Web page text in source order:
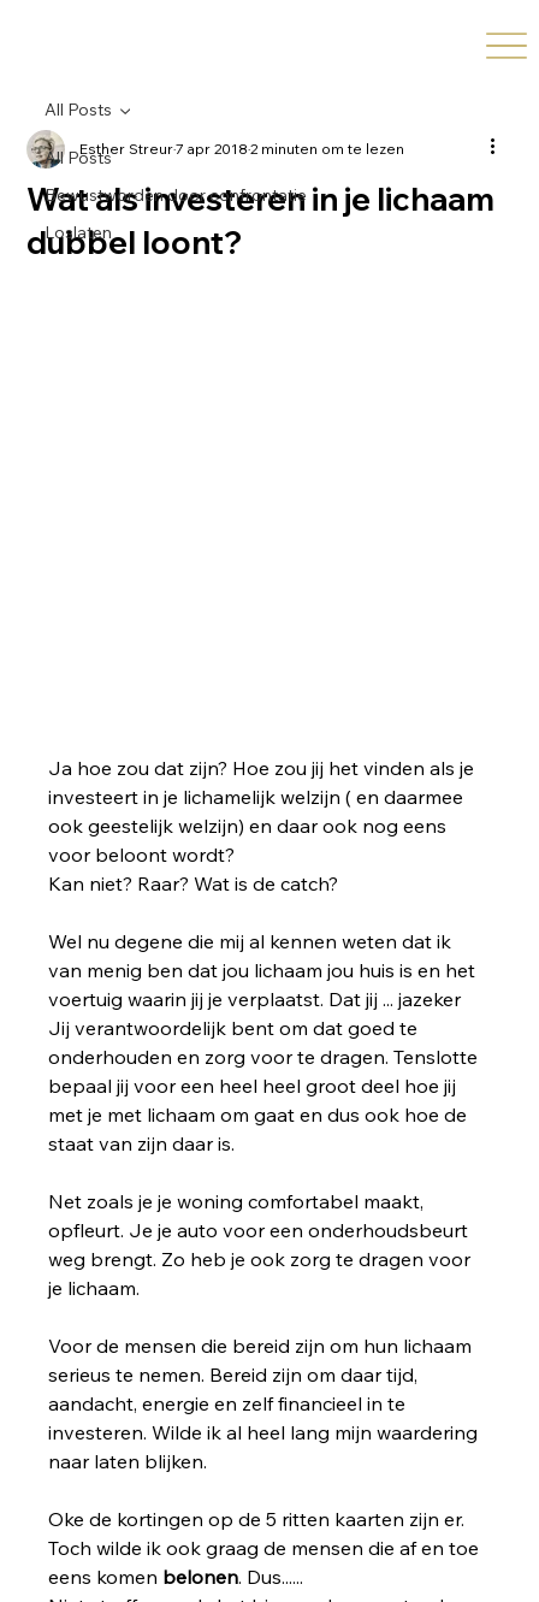
All Posts
Bewustworden door confrontatie
Loslaten
All Posts
Wat als investeren in je lichaam
dubbel loont?
Esther Streur7 apr 20182 minuten om te lezen
Ja hoe zou dat zijn? Hoe zou jij het vinden als je
investeert in je lichamelijk welzijn ( en daarmee
ook geestelijk welzijn) en daar ook nog eens
voor beloont wordt?
Kan niet? Raar? Wat is de catch?
Wel nu degene die mij al kennen weten dat ik
van menig ben dat jou lichaam jou huis is en het
voertuig waarin jij je verplaatst. Dat jij ... jazeker
Jij verantwoordelijk bent om dat goed te
onderhouden en zorg voor te dragen. Tenslotte
bepaal jij voor een heel heel groot deel hoe jij
met je met lichaam om gaat en dus ook hoe de
staat van zijn daar is.
Net zoals je je woning comfortabel maakt,
opfleurt. Je je auto voor een onderhoudsbeurt
weg brengt. Zo heb je ook zorg te dragen voor
je lichaam.
Voor de mensen die bereid zijn om hun lichaam
serieus te nemen. Bereid zijn om daar tijd,
aandacht, energie en zelf financieel in te
investeren. Wilde ik al heel lang mijn waardering
naar laten blijken.
Oke de kortingen op de 5 ritten kaarten zijn er.
Toch wilde ik ook graag de mensen die af en toe
eens komen belonen. Dus......